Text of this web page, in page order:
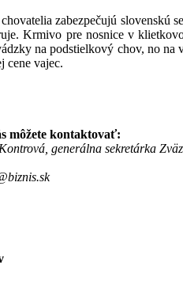
zabezpečujú slovenskú
Krmivo pre nosnice v
na podstielkový chov, no
cene vajec.
môžete kontaktovať:
generálna sekretárka